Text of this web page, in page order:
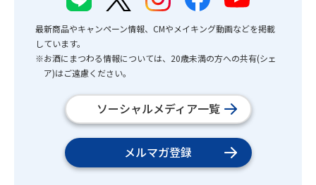
最新商品やキャンペーン情報、CMやメイキング動画などを掲載
しています。
※お酒にまつわる情報については、20歳未満の方への共有(シェ
ア)はご遠慮ください。
ソーシャルメディア一覧
メルマガ登録